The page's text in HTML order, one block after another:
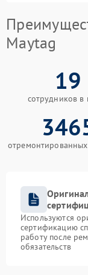
Maytag
19
сотрудников в
отремонтированных
Используются
сертификацию
работу после
обязательств